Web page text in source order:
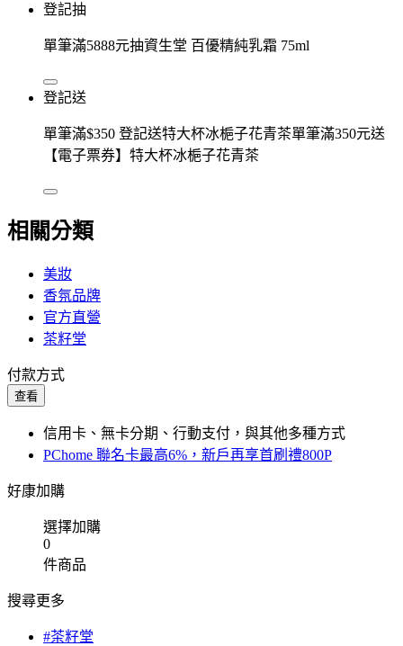
登記抽
單筆滿5888元抽資生堂 百優精純乳霜 75ml
登記送
單筆滿$350 登記送特大杯冰梔子花青茶單筆滿350元送
【電子票券】特大杯冰梔子花青茶
相關分類
美妝
香氛品牌
官方直營
茶籽堂
付款方式
查看
信用卡、無卡分期、行動支付，與其他多種方式
PChome 聯名卡最高6%，新戶再享首刷禮800P
好康加購
選擇加購
0
件商品
搜尋更多
#茶籽堂